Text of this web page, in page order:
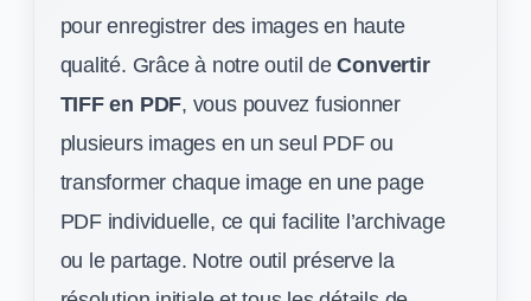
pour enregistrer des images en haute
qualité. Grâce à notre outil deConvertir
TIFF en PDF, vous pouvez fusionner
plusieurs images en un seul PDF ou
transformer chaque image en une page
PDF individuelle, ce qui facilite l’archivage
ou le partage. Notre outil préserve la